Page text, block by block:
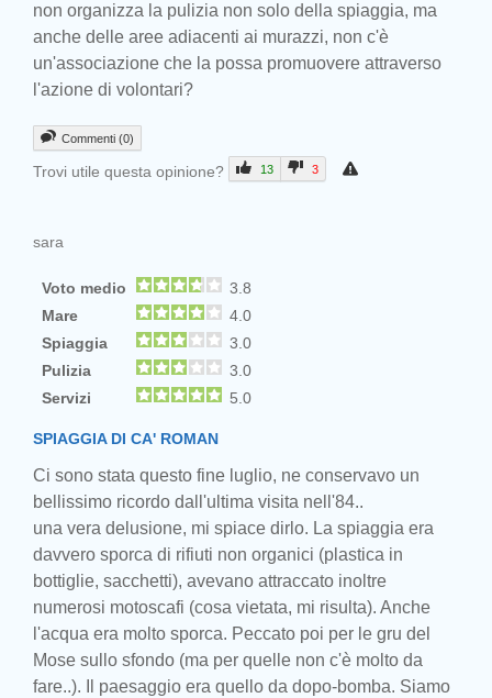
non organizza la pulizia non solo della spiaggia, ma
anche delle aree adiacenti ai murazzi, non c'è
un'associazione che la possa promuovere attraverso
l'azione di volontari?
Commenti (0)
Trovi utile questa opinione? 13 3
sara
Voto medio
3.8
Mare
4.0
Spiaggia
3.0
Pulizia
3.0
Servizi
5.0
SPIAGGIA DI CA' ROMAN
Ci sono stata questo fine luglio, ne conservavo un
bellissimo ricordo dall'ultima visita nell'84..
una vera delusione, mi spiace dirlo. La spiaggia era
davvero sporca di rifiuti non organici (plastica in
bottiglie, sacchetti), avevano attraccato inoltre
numerosi motoscafi (cosa vietata, mi risulta). Anche
l'acqua era molto sporca. Peccato poi per le gru del
Mose sullo sfondo (ma per quelle non c'è molto da
fare..). Il paesaggio era quello da dopo-bomba. Siamo